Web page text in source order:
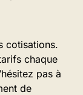
cotisations.
chaque
pas à
de